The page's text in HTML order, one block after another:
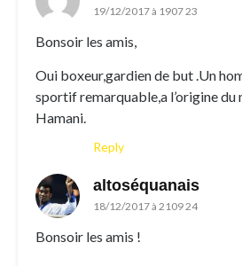
19/12/2017 à 1907 23
Bonsoir les amis,
Oui boxeur,gardien de but .Un
sportif remarquable,a l’origine
Hamani.
Reply
altoséquanais
18/12/2017 à 2109 24
Bonsoir les amis !